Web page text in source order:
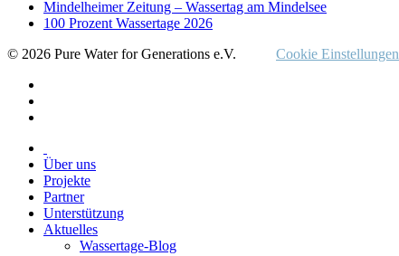
Mindelheimer Zeitung – Wassertag am Mindelsee
100 Prozent Wassertage 2026
© 2026 Pure Water for Generations e.V.
Cookie Einstellungen
Über uns
Projekte
Partner
Unterstützung
Aktuelles
Wassertage-Blog